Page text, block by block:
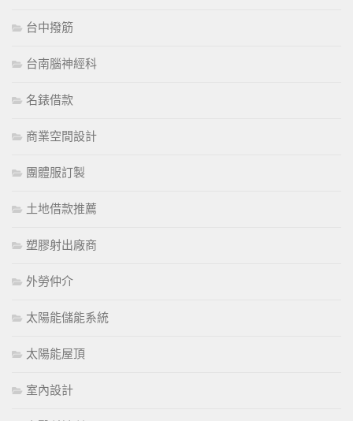
台中撥筋
台南腦神經科
名錶借款
商業空間設計
團體服訂製
土地借款推薦
塑膠射出廠商
外勞仲介
太陽能儲能系統
太陽能屋頂
室內設計